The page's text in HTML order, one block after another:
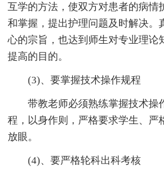
互学的方法，使双方对患者的病情
和掌握，提出护理问题及时解决。
心的宗旨，也达到师生对专业理论
提高的目的。
(3)、要掌握技术操作规程
带教老师必须熟练掌握技术操
程，以身作则，严格要求学生、严
放眼。
(4)、要严格轮科出科考核